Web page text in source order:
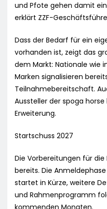
und Pfote gehen damit
erklärt ZZF-
Dass der Bedarf für ein
vorhanden ist, zeigt das
dem Markt: Nationale wie
Marken signalisieren
Teilnahmebereitschaft.
Aussteller der spoga
Erweiterung.
Startschuss 2027
Die Vorbereitungen für
bereits. Die
startet in Kürze, weitere
und Rahmenprogramm